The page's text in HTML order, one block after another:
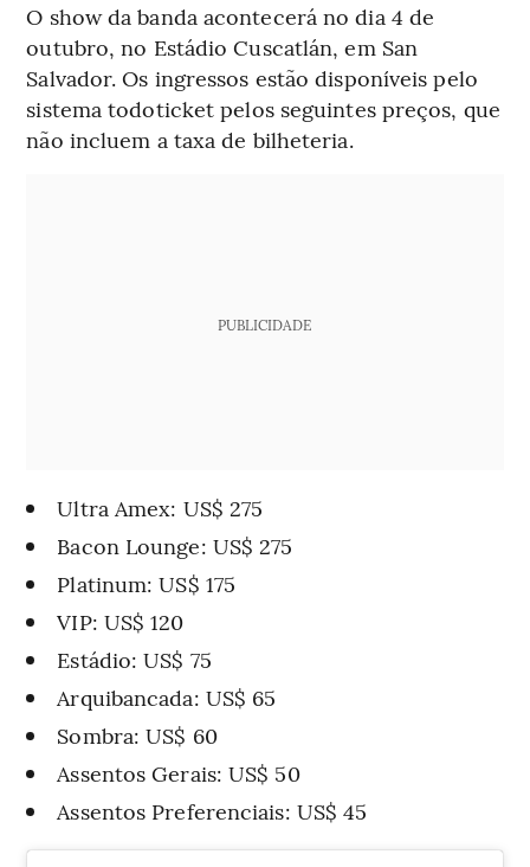
O show da banda acontecerá no dia 4 de
outubro, no Estádio Cuscatlán, em San
Salvador. Os ingressos estão disponíveis pelo
sistema todoticket pelos seguintes preços, que
não incluem a taxa de bilheteria.
PUBLICIDADE
Ultra Amex: US$ 275
Bacon Lounge: US$ 275
Platinum: US$ 175
VIP: US$ 120
Estádio: US$ 75
Arquibancada: US$ 65
Sombra: US$ 60
Assentos Gerais: US$ 50
Assentos Preferenciais: US$ 45